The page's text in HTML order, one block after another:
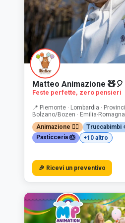
Matteo Animazione 🧸🎈
Feste perfette, zero pensieri
📍 Piemonte · Lombardia ·
Bolzano/Bozen · Emilia-Romagna
Animazione 🤹‍♂️
Truccabimbi
Pasticceria 🎂
+10 altro
🎉 Ricevi un preventivo